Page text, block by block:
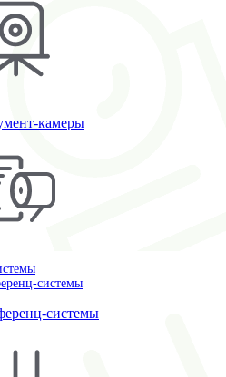
камеры
системы
системы